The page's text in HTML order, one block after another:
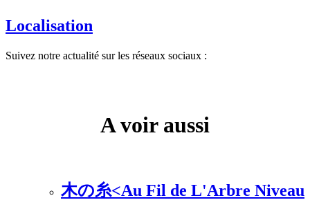
Localisation
Suivez notre actualité sur les réseaux sociaux :
A voir aussi
木の糸<Au Fil de L'Arbre Niveau